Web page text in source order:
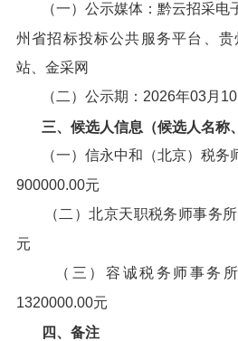
（一）公示媒体：黔云招采
州省招标投标公共服务平台、
站、金采网
（二）公示期：2026年03月
三、候选人信息（候选人名称
（一）信永中和（北京）税务
900000.00元
（二）北京天职税务师事务
元
（三）容诚税务师事务
1320000.00元
四、备注